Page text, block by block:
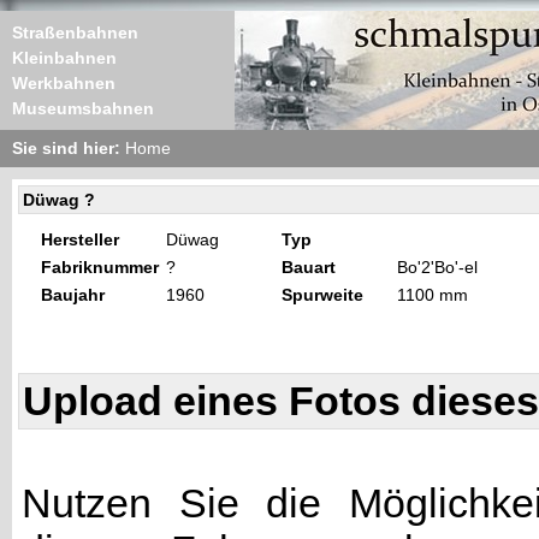
Straßenbahnen
Kleinbahnen
Werkbahnen
Museumsbahnen
Sie sind hier: Home
Düwag ?
Hersteller Düwag
Typ
Fabriknummer ? Bauart
Bo'2'Bo'-el
Baujahr
1960 Spurweite 1100 mm
Upload eines Fotos
Nutzen Sie die